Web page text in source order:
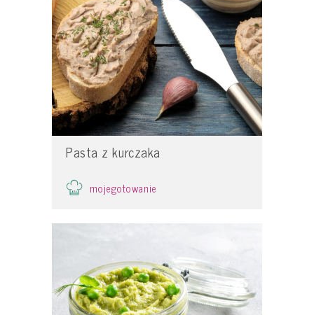
Pasta z kurczaka
mojegotowanie